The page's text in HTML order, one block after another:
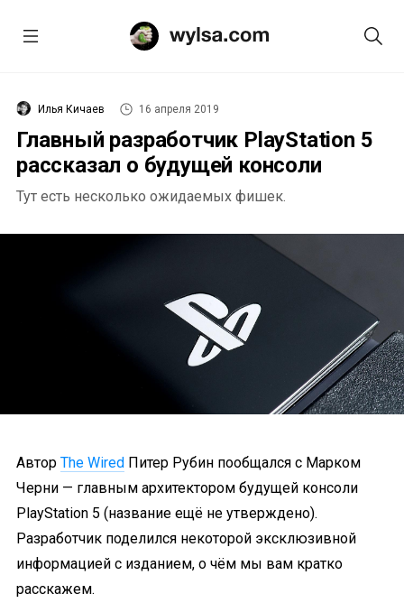
Илья Кичаев 16 апреля 2019
Главный разработчик PlayStation 5
рассказал о будущей консоли
Тут есть несколько ожидаемых фишек.
Автор The Wired Питер Рубин пообщался с Марком
Черни — главным архитектором будущей консоли
PlayStation 5 (название ещё не утверждено).
Разработчик поделился некоторой эксклюзивной
информацией с изданием, о чём мы вам кратко
расскажем.